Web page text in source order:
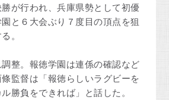
が行われ、兵庫県勢として初優
と６大会ぶり７度目の頂点を狙
。
整。報徳学園は連係の確認など
監督は「報徳らしいラグビーを
勝負をできれば」と話した。